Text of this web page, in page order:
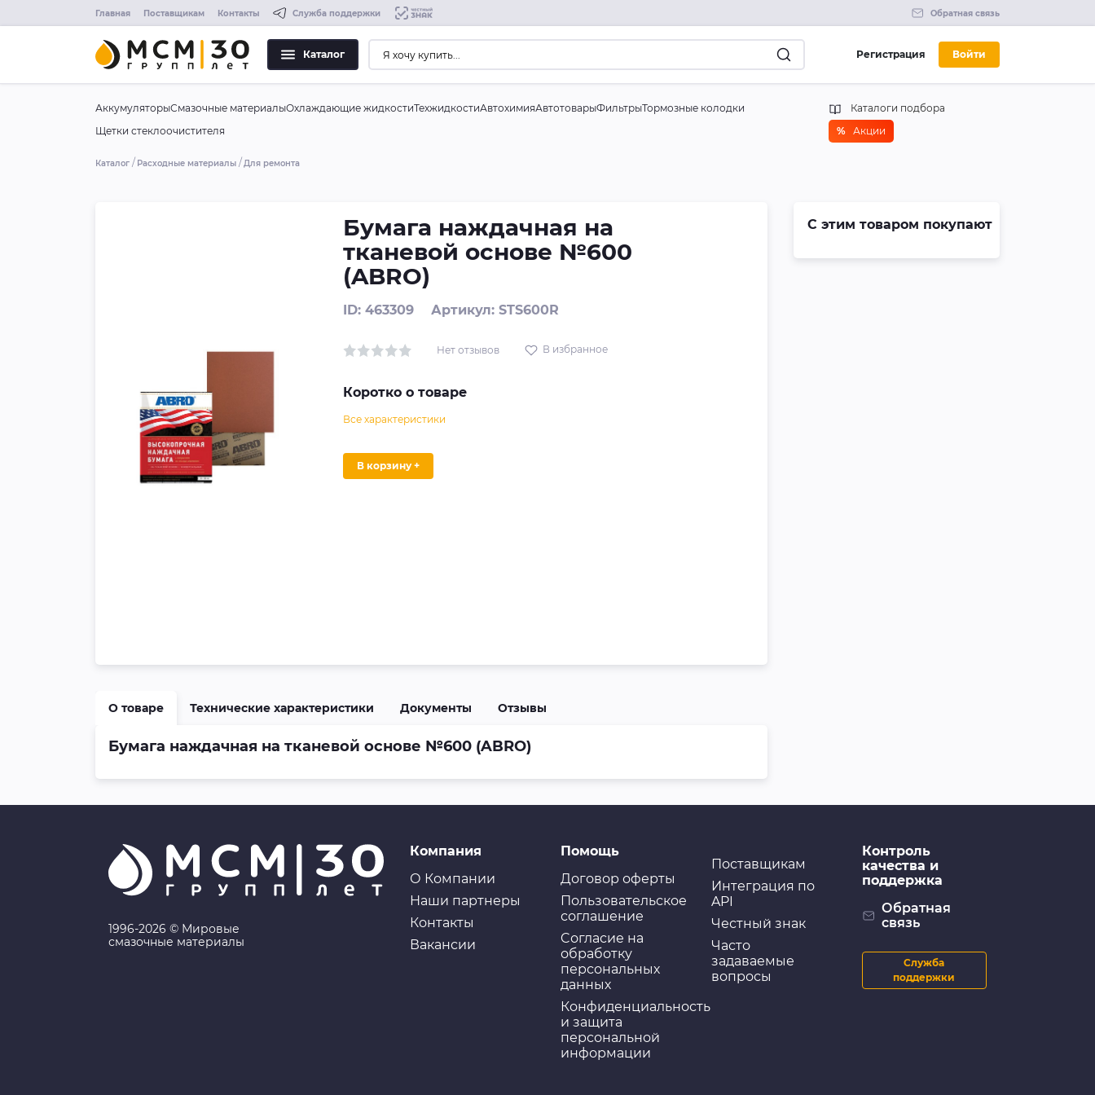
Главная Поставщикам Контакты Служба поддержки Обратная связь
Каталог Регистрация Войти
АккумуляторыСмазочные материалыОхлаждающие жидкостиТехжидкостиАвтохимияАвтотоварыФильтрыТормозные колодки
Щетки стеклоочистителя
Каталоги подбора
% Акции
Каталог Расходные материалы Для ремонта
Бумага наждачная на
тканевой основе №600
(ABRO)
ID: 463309 Артикул: STS600R
Нет отзывов В избранное
Коротко о товаре
Все характеристики
В корзину +
О товаре Технические характеристики Документы Отзывы
Бумага наждачная на тканевой основе №600 (ABRO)
С этим товаром покупают
1996-2026 © Мировые
смазочные материалы
Компания
О Компании
Наши партнеры
Контакты
Вакансии
Помощь
Договор оферты
Пользовательское
соглашение
Cогласие на
обработку
персональных
данных
Конфиденциальность
и защита
персональной
информации
Поставщикам
Интеграция по
API
Честный знак
Часто
задаваемые
вопросы
Контроль
качества и
поддержка
Обратная
связь
Служба
поддержки